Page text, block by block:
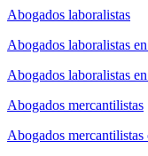
Abogados laboralistas
Abogados laboralistas
Abogados laboralistas
Abogados mercantilistas
Abogados